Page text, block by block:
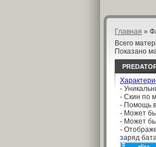
Главная »
Всего
Показано
-
- Скин по
- Помощь
- Может
- Может
-
заряд